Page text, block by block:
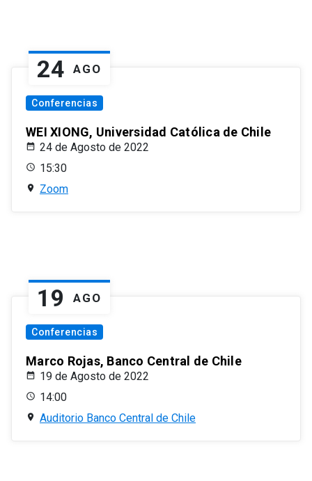
24 AGO
Conferencias
WEI XIONG, Universidad Católica de Chile
24 de Agosto de 2022
15:30
Zoom
19 AGO
Conferencias
Marco Rojas, Banco Central de Chile
19 de Agosto de 2022
14:00
Auditorio Banco Central de Chile